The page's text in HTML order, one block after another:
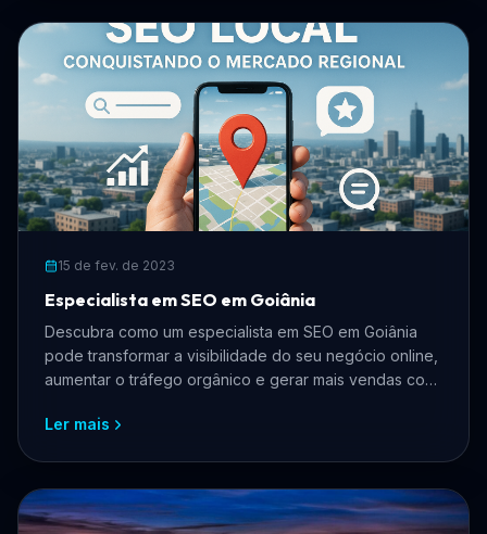
15 de fev. de 2023
Especialista em SEO em Goiânia
Descubra como um especialista em SEO em Goiânia
pode transformar a visibilidade do seu negócio online,
aumentar o tráfego orgânico e gerar mais vendas com
Ler mais